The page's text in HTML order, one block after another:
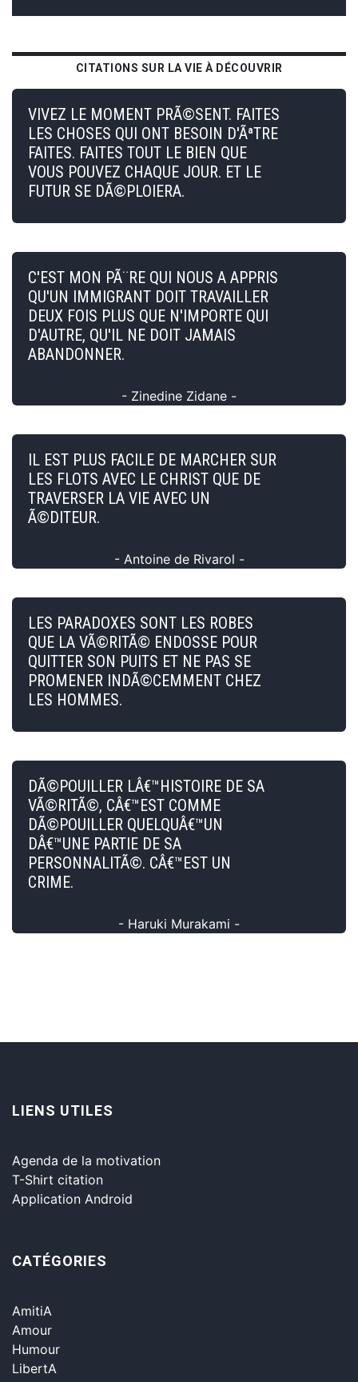
CITATIONS SUR LA VIE À DÉCOUVRIR
VIVEZ LE MOMENT PRÃ©SENT. FAITES
LES CHOSES QUI ONT BESOIN D'ÃªTRE
FAITES. FAITES TOUT LE BIEN QUE
VOUS POUVEZ CHAQUE JOUR. ET LE
FUTUR SE DÃ©PLOIERA.
C'EST MON PÃ¨RE QUI NOUS A APPRIS
QU'UN IMMIGRANT DOIT TRAVAILLER
DEUX FOIS PLUS QUE N'IMPORTE QUI
D'AUTRE, QU'IL NE DOIT JAMAIS
ABANDONNER.
- Zinedine Zidane -
IL EST PLUS FACILE DE MARCHER SUR
LES FLOTS AVEC LE CHRIST QUE DE
TRAVERSER LA VIE AVEC UN
Ã©DITEUR.
- Antoine de Rivarol -
LES PARADOXES SONT LES ROBES
QUE LA VÃ©RITÃ© ENDOSSE POUR
QUITTER SON PUITS ET NE PAS SE
PROMENER INDÃ©CEMMENT CHEZ
LES HOMMES.
DÃ©POUILLER LÂ€™HISTOIRE DE SA
VÃ©RITÃ©, CÂ€™EST COMME
DÃ©POUILLER QUELQUÂ€™UN
DÂ€™UNE PARTIE DE SA
PERSONNALITÃ©. CÂ€™EST UN
CRIME.
- Haruki Murakami -
LIENS UTILES
Agenda de la motivation
T-Shirt citation
Application Android
CATÉGORIES
AmitiA
Amour
Humour
LibertA